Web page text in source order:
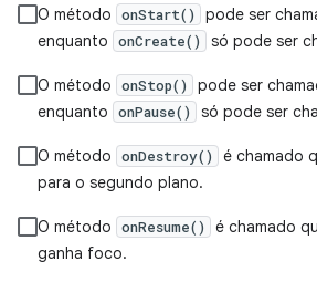
O método onStart()
pode ser
enquanto
onCreate() só pode ser
O método onStop()
pode ser
enquanto
onPause() só pode ser
O método onDestroy()
é chamado
para o segundo plano.
O método onResume()
é chamado
ganha foco.